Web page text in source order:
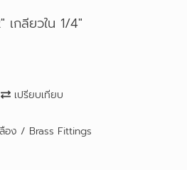
เกลียวใน 1/4"
เปรียบเทียบ
อง / Brass Fittings